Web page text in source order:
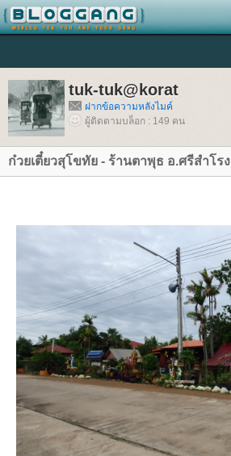
tuk-tuk@korat
ฝากข้อความหลังไมค์
ผู้ติดตามบล็อก : 149 คน
ก๋วยเตี๋ยวสุโขทัย - ร้านตาพุธ อ.ศรีสำโรง